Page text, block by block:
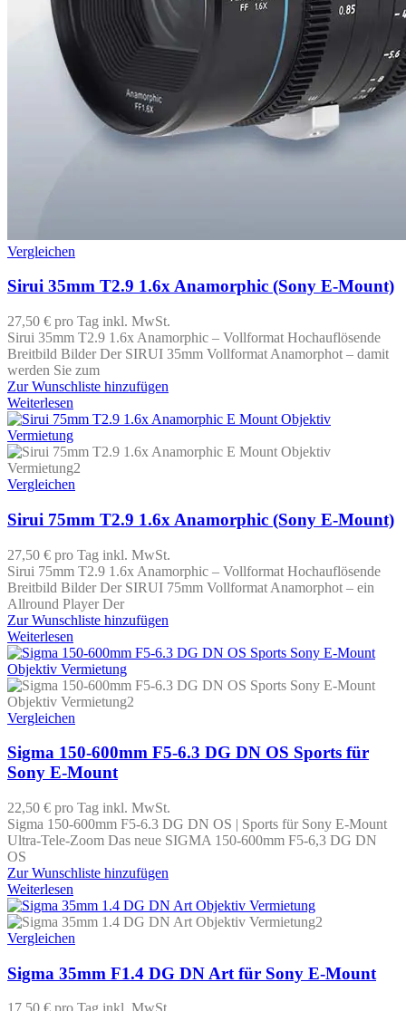
Vergleichen
Sirui 35mm T2.9 1.6x Anamorphic (Sony E-Mount)
27,50 € pro Tag inkl. MwSt.
Sirui 35mm T2.9 1.6x Anamorphic – Vollformat Hochauflösende
Breitbild Bilder Der SIRUI 35mm Vollformat Anamorphot – damit
werden Sie zum
Zur Wunschliste hinzufügen
Weiterlesen
Vergleichen
Sirui 75mm T2.9 1.6x Anamorphic (Sony E-Mount)
27,50 € pro Tag inkl. MwSt.
Sirui 75mm T2.9 1.6x Anamorphic – Vollformat Hochauflösende
Breitbild Bilder Der SIRUI 75mm Vollformat Anamorphot – ein
Allround Player Der
Zur Wunschliste hinzufügen
Weiterlesen
Vergleichen
Sigma 150-600mm F5-6.3 DG DN OS Sports für
Sony E-Mount
22,50 € pro Tag inkl. MwSt.
Sigma 150-600mm F5-6.3 DG DN OS | Sports für Sony E-Mount
Ultra-Tele-Zoom Das neue SIGMA 150-600mm F5-6,3 DG DN
OS
Zur Wunschliste hinzufügen
Weiterlesen
Vergleichen
Sigma 35mm F1.4 DG DN Art für Sony E-Mount